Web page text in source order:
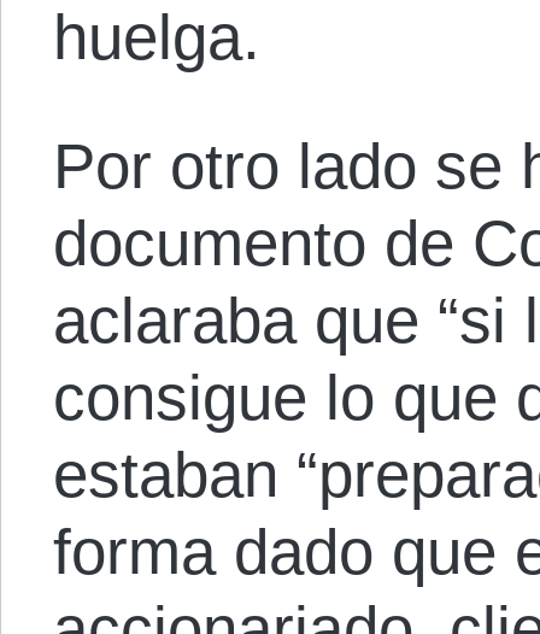
huelga.
Por otro lado se
documento de
aclaraba que “si
consigue lo que
estaban
forma dado que